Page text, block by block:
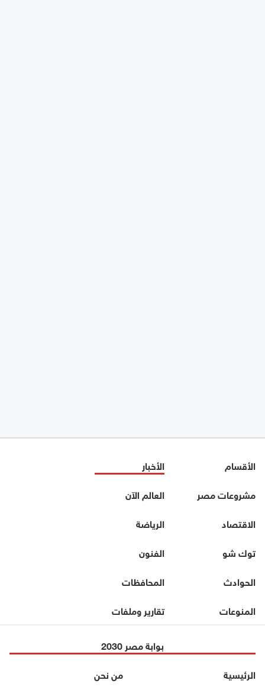
الأقسام
الأخبار
مشروعات مصر
العالم الآن
الاقتصاد
الرياضة
توك شو
الفنون
الحوادث
المحافظات
المنوعات
تقارير وملفات
بوابة مصر 2030
الرئيسية
من نحن